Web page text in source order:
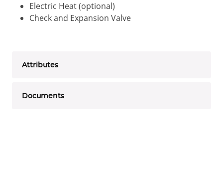
Electric Heat (optional)
Check and Expansion Valve
Attributes
Documents